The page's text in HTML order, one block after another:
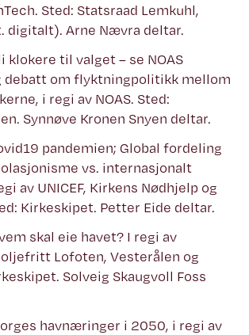
Sted: Statsraad Lemkuhl,
digitalt). Arne Nævra deltar.
klokere til valget – se NOAS
debatt om flyktningpolitikk mellom
i regi av NOAS. Sted:
Synnøve Kronen Snyen deltar.
pandemien; Global fordeling
vs. internasjonalt
av UNICEF, Kirkens Nødhjelp og
Kirkeskipet. Petter Eide deltar.
skal eie havet? I regi av
Lofoten, Vesterålen og
Solveig Skaugvoll Foss
havnæringer i 2050, i regi av